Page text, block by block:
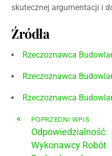
skutecznej argumentacji i
Źródła
Rzeczoznawca
Rzeczoznawca
Rzeczoznawca
« POPRZEDNI WPIS
Odpowiedzialność
Wykonawcy Robót